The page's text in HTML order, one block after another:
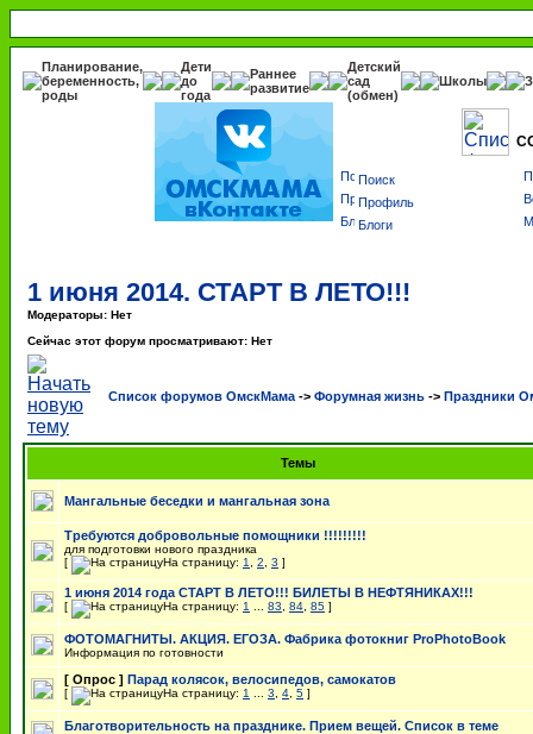
Планирование,
беременность,
роды
Дети
до
года
Раннее
развитие
Детский
сад
(обмен)
Школы
Поиск
Профиль
Блоги
1 июня 2014. СТАРТ В ЛЕТО!!!
Модераторы: Нет
Сейчас этот форум просматривают: Нет
Список форумов ОмскМама -> Форумная жизнь -> Праздники
Темы
Мангальные беседки и мангальная зона
Требуются добровольные помощники !!!!!!!!!
для подготовки нового праздника
[
На страницу: 1 2 3 ]
1 июня 2014 года СТАРТ В ЛЕТО!!! БИЛЕТЫ В НЕФТЯНИКАХ!!!
[ На страницу: 1 83 84 85 ]
ФОТОМАГНИТЫ. АКЦИЯ. ЕГОЗА. Фабрика фотокниг ProPhotoBook
Информация по готовности
[ Опрос ] Парад колясок, велосипедов, самокатов
[ На страницу: 1 3 4 5 ]
Благотворительность на празднике. Прием вещей. Список в теме